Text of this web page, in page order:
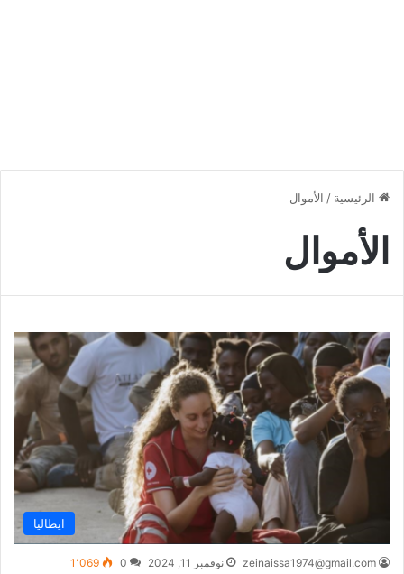
الرئيسية / الأموال
الأموال
ايطاليا
zeinaissa1974@gmail.com نوفمبر 11, 2024 0 1٬069